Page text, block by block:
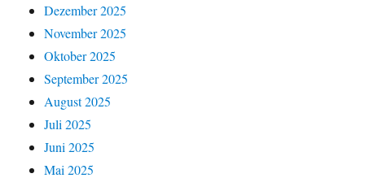
Dezember 2025
November 2025
Oktober 2025
September 2025
August 2025
Juli 2025
Juni 2025
Mai 2025